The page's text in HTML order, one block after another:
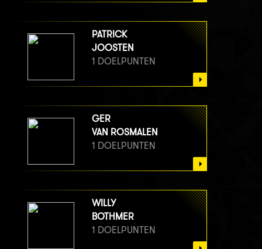
PATRICK
JOOSTEN
1 DOELPUNTEN
GER
VAN ROSMALEN
1 DOELPUNTEN
WILLY
BOTHMER
1 DOELPUNTEN